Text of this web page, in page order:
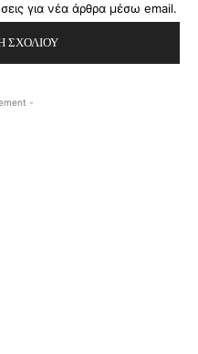
για νέα άρθρα μέσω email.
-